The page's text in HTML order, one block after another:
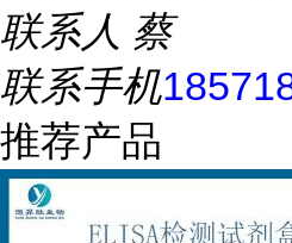
联系人 蔡
联系手机
推荐产品